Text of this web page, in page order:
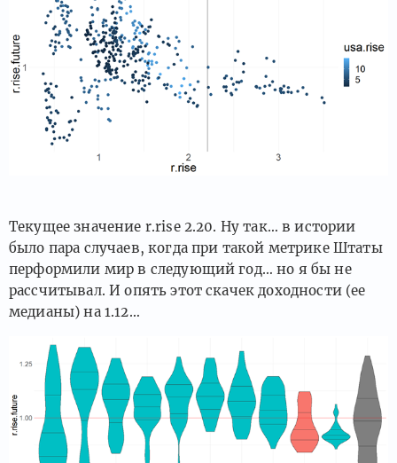
Текущее значение r.rise 2.20. Ну так… в истории
было пара случаев, когда при такой метрике Штаты
перформили мир в следующий год… но я бы не
рассчитывал. И опять этот скачек доходности (ее
медианы) на 1.12…